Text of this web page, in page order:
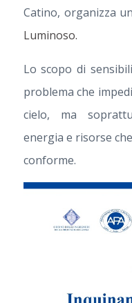
Catino, organizza
Luminoso.
Lo scopo di
problema che
cielo, ma
energia e risorse
conforme.